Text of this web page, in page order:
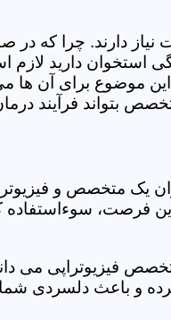
نیاز دارند. چرا که
دارید لازم
موضوع برای آن ها می
بتواند فرآیند
یک متخصص و
فرصت، سوءاستفاده
فیزیوتراپی می
و باعث دلسردی شما